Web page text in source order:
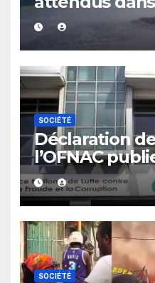
Sud, Est et
des
SOCIÉTÉ
Déclaration
l’OFNAC
liste des
SOCIÉTÉ